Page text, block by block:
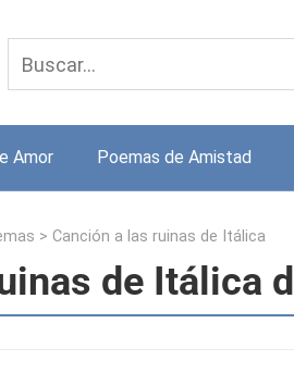
Amor Poemas de Amistad
> Canción a las ruinas de Itálica
de Itálica